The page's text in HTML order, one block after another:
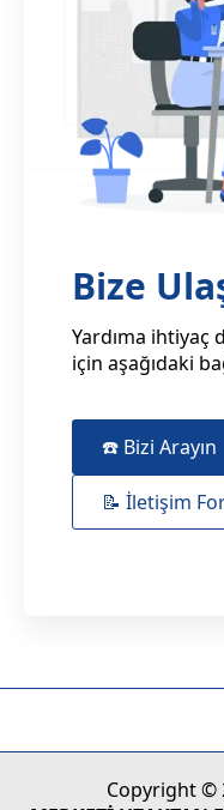
Bize
Yardıma ihtiyaç
için aşağıdaki
☎️ Bizi Arayın
📝 İletişim
Copyright ©